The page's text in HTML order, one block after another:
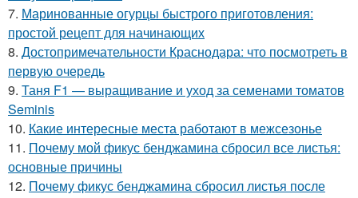
7. Маринованные огурцы быстрого приготовления:
простой рецепт для начинающих
8. Достопримечательности Краснодара: что посмотреть в
первую очередь
9. Таня F1 — выращивание и уход за семенами томатов
Seminis
10. Какие интересные места работают в межсезонье
11. Почему мой фикус бенджамина сбросил все листья:
основные причины
12. Почему фикус бенджамина сбросил листья после